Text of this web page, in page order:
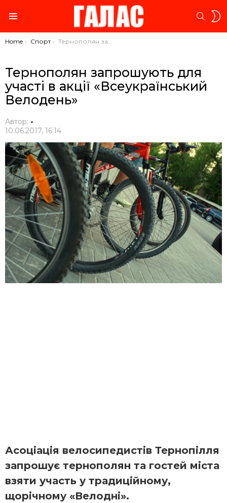
You are here:
Home Спорт Тернополян запрошують для участі в акції «Всеукраїнський Велодень»
Тернополян запрошують для
участі в акції «Всеукраїнський
Велодень»
Автор: -
10.06.2017, 16:14
Асоціація велосипедистів Тернопілля
запрошує тернополян та гостей міста
взяти участь у традиційному,
щорічному «Велодні».